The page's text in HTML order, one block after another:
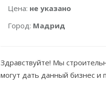
Цена: не указано
Город: Мадрид
Здравствуйте! Мы
могут дать данный бизнес и